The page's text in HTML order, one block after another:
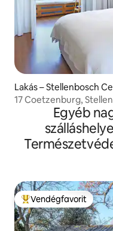
Lakás – Stellenbosch
17 Coetzenburg,
Egyéb
Kiemelt vendégfavorit
Vendégfavorit